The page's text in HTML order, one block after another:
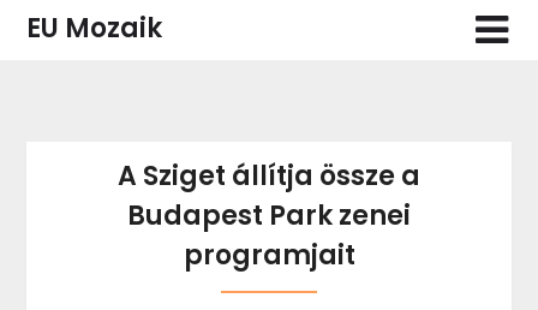
SkipEU Mozaik
A Sziget állítja össze a
Budapest Park zenei
programjait